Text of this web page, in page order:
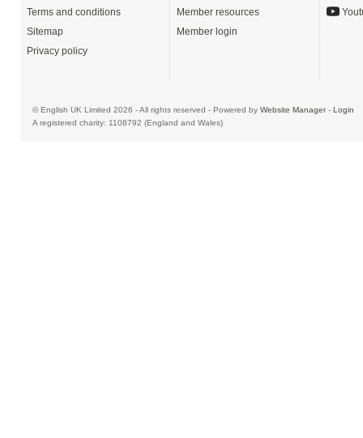
Terms and conditions
Sitemap
Privacy policy
Member resources
Member login
© English UK Limited 2026 - All rights reserved - Powered by Website Manager- Login
A registered charity: 1108792 (England and Wales)